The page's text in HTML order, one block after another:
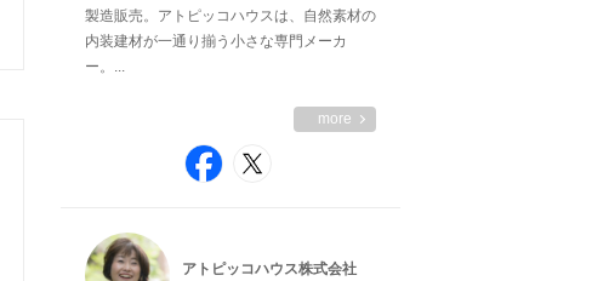
製造販売。アトピッコハウスは、自然素材の
内装建材が一通り揃う小さな専門メーカ
ー。...
more
アトピッコハウス株式会社